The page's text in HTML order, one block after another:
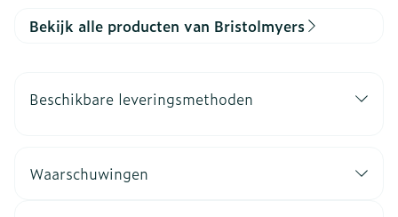
Bekijk alle producten van Bristolmyers
Beschikbare leveringsmethoden
Waarschuwingen